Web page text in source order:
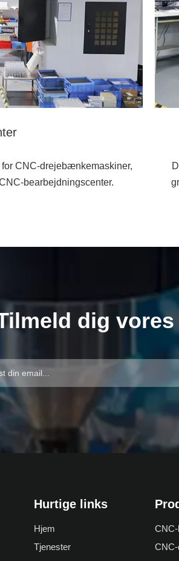
CNC-drejebænkemaskiner,
bearbejdningscenter.
dig
Hurtige links
Hjem
Tjenester
CNC-